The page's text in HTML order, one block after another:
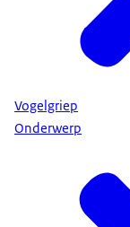
Vogelgriep
Onderwerp